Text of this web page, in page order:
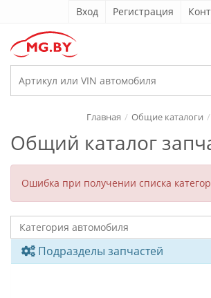
Вход Регистрация
Общий каталог
Главная Общие каталоги
Ошибка при получении списка
Подразделы запчастей